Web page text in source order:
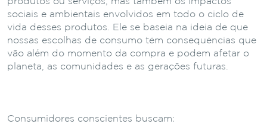
sociais e ambientais envolvidos em todo o ciclo de
vida desses produtos. Ele se baseia na ideia de que
nossas escolhas de consumo têm consequências que
vão além do momento da compra e podem afetar o
planeta, as comunidades e as gerações futuras.
Consumidores conscientes buscam: